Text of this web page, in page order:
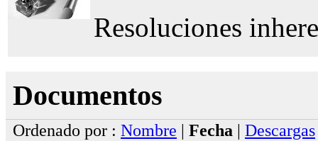
Resoluciones
Documentos
Ordenado por : Nombre | Fecha | Descargas